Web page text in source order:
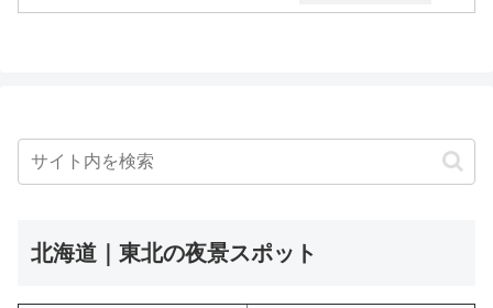
北海道｜東北の夜景スポット